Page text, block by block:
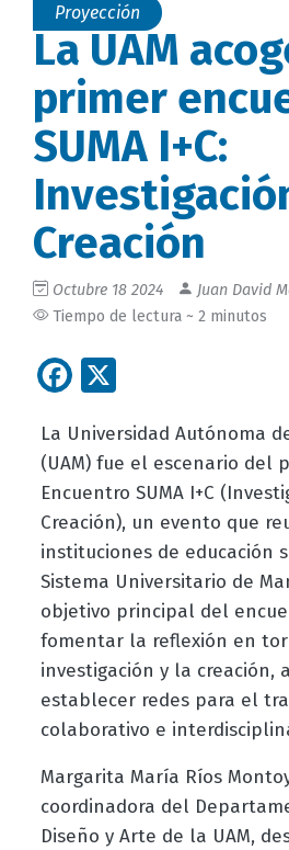
Proyección
La UAM
primer
SUMA I+C:
Creación
Octubre 18 2024
Juan David
Tiempo de lectura ~ 2 minutos
Facebook
La Universidad Autónoma
(UAM) fue el escenario del
Encuentro SUMA I+C
Creación), un evento que
instituciones de educación
Sistema Universitario de
objetivo principal del
fomentar la reflexión en
investigación y la creación,
establecer redes para el
colaborativo e
Margarita María Ríos
coordinadora del
Diseño y Arte de la UAM,